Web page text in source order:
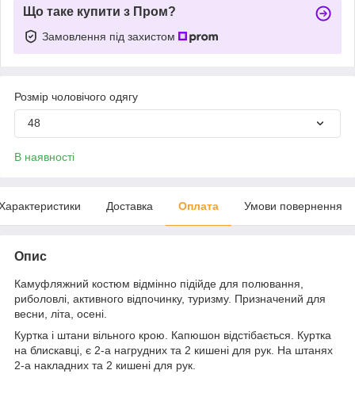
Що таке купити з Пром?
Замовлення під захистом
Розмір чоловічого одягу
48
В наявності
Доставка Оплата Умови повернення
Опис
Камуфляжний костюм відмінно підійде для полювання,
риболовлі, активного відпочинку, туризму. Призначений для
весни, літа, осені.
Куртка і штани вільного крою. Капюшон відстібається. Куртка
на блискавці, є 2-а нагрудних та 2 кишені для рук. На штанях
2-а накладних та 2 кишені для рук.